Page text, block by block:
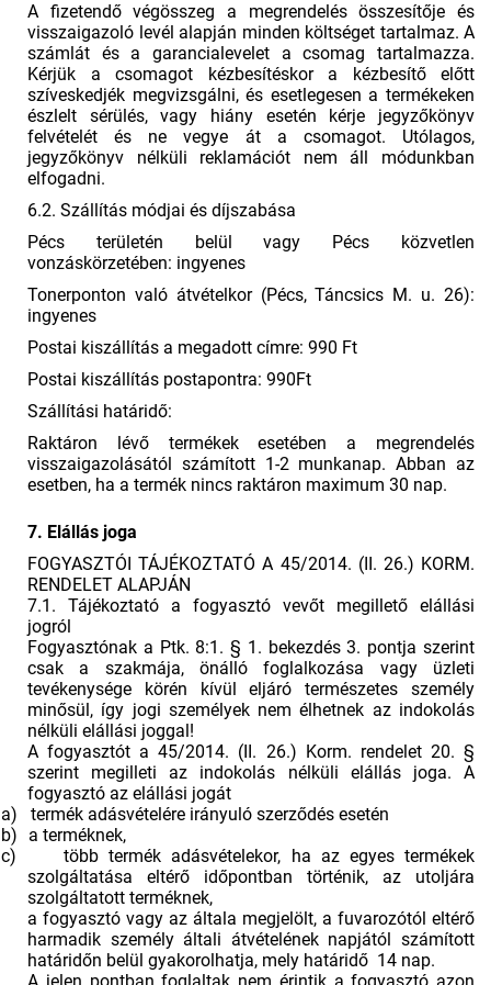
A fizetendő végösszeg a megrendelés összesítője és
visszaigazoló levél alapján minden költséget tartalmaz. A
számlát és a garancialevelet a csomag tartalmazza.
Kérjük a csomagot kézbesítéskor a kézbesítő előtt
szíveskedjék megvizsgálni, és esetlegesen a termékeken
észlelt sérülés, vagy hiány esetén kérje jegyzőkönyv
felvételét és ne vegye át a csomagot. Utólagos,
jegyzőkönyv nélküli reklamációt nem áll módunkban
elfogadni.
6.2. Szállítás módjai és díjszabása
Pécs területén belül vagy Pécs közvetlen
vonzáskörzetében: ingyenes
Tonerponton való átvételkor (Pécs, Táncsics M. u. 26):
ingyenes
Postai kiszállítás a megadott címre: 990 Ft
Postai kiszállítás postapontra: 990Ft
Szállítási határidő:
Raktáron lévő termékek esetében a megrendelés
visszaigazolásától számított 1-2 munkanap. Abban az
esetben, ha a termék nincs raktáron maximum 30 nap.
7. Elállás joga
FOGYASZTÓI TÁJÉKOZTATÓ A 45/2014. (II. 26.) KORM.
RENDELET ALAPJÁN
7.1. Tájékoztató a fogyasztó vevőt megillető elállási
jogról
Fogyasztónak a Ptk. 8:1. § 1. bekezdés 3. pontja szerint
csak a szakmája, önálló foglalkozása vagy üzleti
tevékenysége körén kívül eljáró természetes személy
minősül, így jogi személyek nem élhetnek az indokolás
nélküli elállási joggal!
A fogyasztót a 45/2014. (II. 26.) Korm. rendelet 20. §
szerint megilleti az indokolás nélküli elállás joga. A
fogyasztó az elállási jogát
a)
termék adásvételére irányuló szerződés esetén
b)
a terméknek,
c)
több termék adásvételekor, ha az egyes termékek
szolgáltatása eltérő időpontban történik, az utoljára
szolgáltatott terméknek,
a fogyasztó vagy az általa megjelölt, a fuvarozótól eltérő
harmadik személy általi átvételének napjától számított
határidőn belül gyakorolhatja, mely határidő 14 nap.